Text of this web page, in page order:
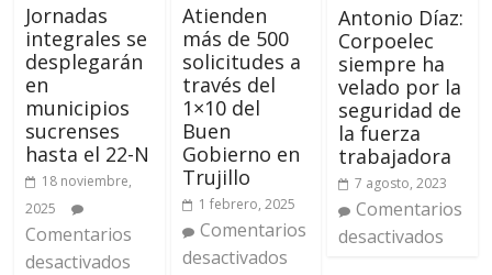
Jornadas
integrales se
desplegarán
en
municipios
sucrenses
hasta el 22-N
18 noviembre,
2025
Comentarios
desactivados
Atienden
más de 500
solicitudes a
través del
1×10 del
Buen
Gobierno en
Trujillo
1 febrero, 2025
Comentarios
desactivados
Antonio Díaz:
Corpoelec
siempre ha
velado por la
seguridad de
la fuerza
trabajadora
7 agosto, 2023
Comentarios
desactivados